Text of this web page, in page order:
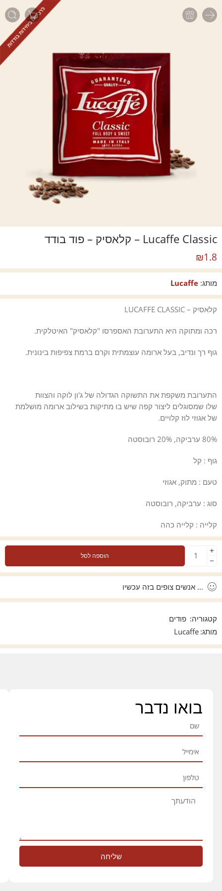
Lucaffe Classic – קלאסיק – פוד בודד
₪1.8
מותג: Lucaffe
קלאסיק – LUCAFFE CLASSIC
רכה ומתוקה היא התערובת האספרסו "קלאסיק" האיטלקית.
גוף רך ונדיב, בעל ארומה עוצמתית וקרם ברמת צפיפות בינונית.
התערובת משקפת את התשוקה הגדולה של ג'ון לוקה והצוות
שלו שמסוגלים ליצור קפה שיש בו מתיקות בשילוב ארומה מושלמת
של אגוזי לוז קלויים.
80% ערביקה, 20% רובוסטה
גוף : קל
טעם : מתוק, אגוזי
סוג : ערביקה, רובוסטה
קלייה : קלייה כהה
הוספה לסל
... אנשים צופים בזה עכשיו
קטגוריה: פודים
מותג: Lucaffe
בואו נדבר
שליחה